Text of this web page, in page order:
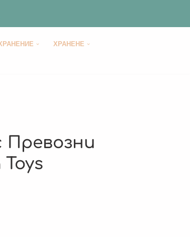
ХРАНЕНЕ
Превозни